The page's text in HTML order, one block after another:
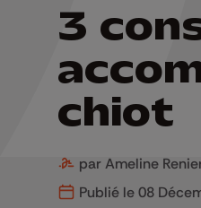
3
chiot
par Ameline
Publié le 08